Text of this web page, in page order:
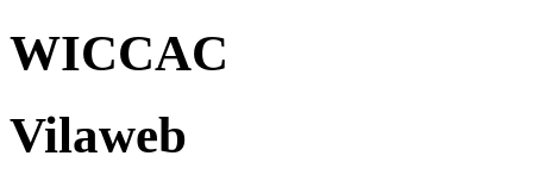
WICCAC
Vilaweb